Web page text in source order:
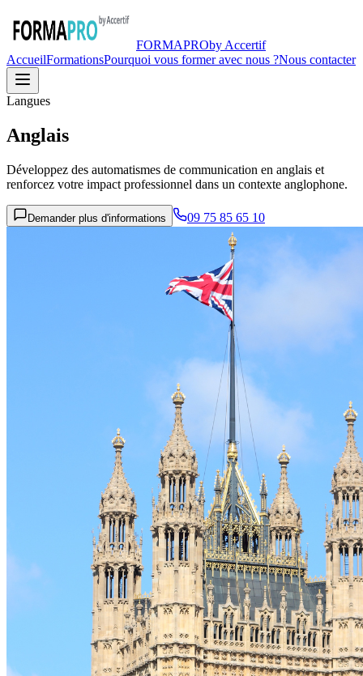
FORMAPROby Accertif
AccueilFormationsPourquoi vous former avec nous ?Nous contacter
Langues
Anglais
Développez des automatismes de communication en anglais et
renforcez votre impact professionnel dans un contexte anglophone.
Demander plus d'informations 09 75 85 65 10